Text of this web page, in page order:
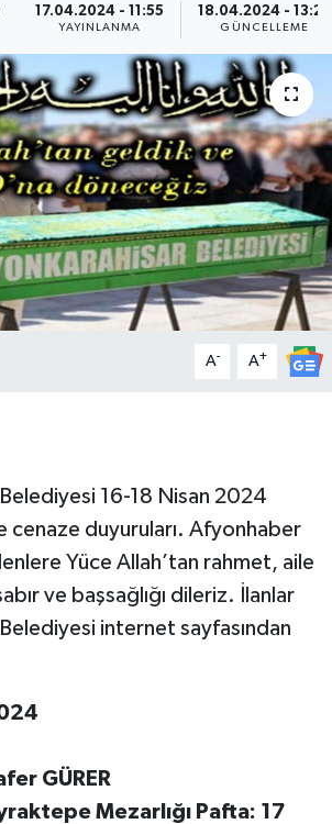
17.04.2024 - 11:55
YAYINLANMA
18.04.2024 - 13:23
GÜNCELLEME
A- A+
16-18 Nisan 2024
cenaze duyuruları. Afyonhaber
Yüce Allah’tan rahmet, aile
ve başsağlığı dileriz. İlanlar
internet sayfasından
GÜRER
Mezarlığı Pafta: 17